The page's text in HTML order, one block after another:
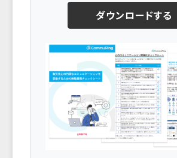
ダウンロードする